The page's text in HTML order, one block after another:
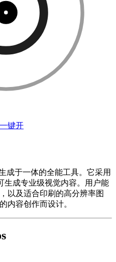
键开
成于一体的全能工具。它采用
生成专业级视觉内容。用户能
以及适合印刷的高分辨率图
内容创作而设计。